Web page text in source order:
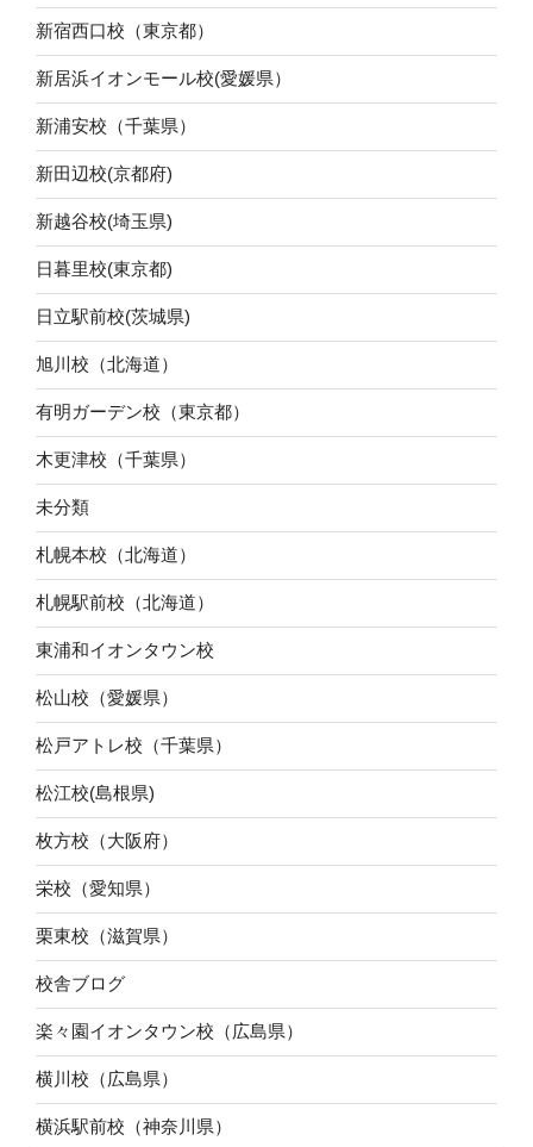
新宿西口校（東京都）
新居浜イオンモール校(愛媛県）
新浦安校（千葉県）
新田辺校(京都府)
新越谷校(埼玉県)
日暮里校(東京都)
日立駅前校(茨城県)
旭川校（北海道）
有明ガーデン校（東京都）
木更津校（千葉県）
未分類
札幌本校（北海道）
札幌駅前校（北海道）
東浦和イオンタウン校
松山校（愛媛県）
松戸アトレ校（千葉県）
松江校(島根県)
枚方校（大阪府）
栄校（愛知県）
栗東校（滋賀県）
校舎ブログ
楽々園イオンタウン校（広島県）
横川校（広島県）
横浜駅前校（神奈川県）